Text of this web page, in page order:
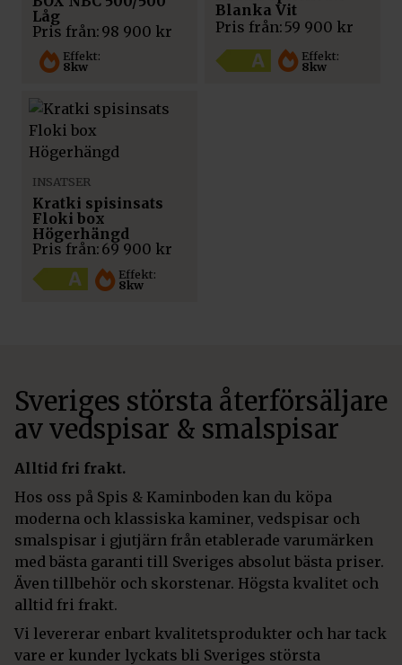
Effekt:
8kw
Låg
Pris från: 98 900 kr
Effekt:
8kw
Blanka Vit
Pris från: 59 900 kr
Effekt:
8kw
INSATSER
Kratki spisinsats
Floki box
Högerhängd
Pris från: 69 900 kr
Sveriges största återförsäljare
av vedspisar & smalspisar
Alltid fri frakt.
Hos oss på Spis & Kaminboden kan du köpa
moderna och klassiska kaminer, vedspisar och
smalspisar i gjutjärn från etablerade varumärken
med bästa garanti till Sveriges absolut bästa priser.
Även tillbehör och skorstenar. Högsta kvalitet och
alltid fri frakt.
Vi levererar enbart kvalitetsprodukter och har tack
vare er kunder lyckats bli Sveriges största